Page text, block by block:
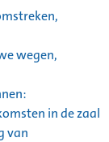
wegen,
in de zaal
van